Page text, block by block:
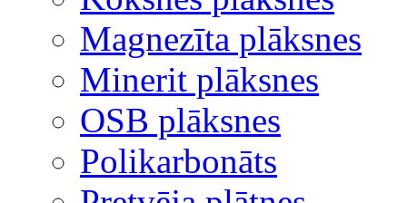
Magnezīta plāksnes
Minerit plāksnes
OSB plāksnes
Polikarbonāts